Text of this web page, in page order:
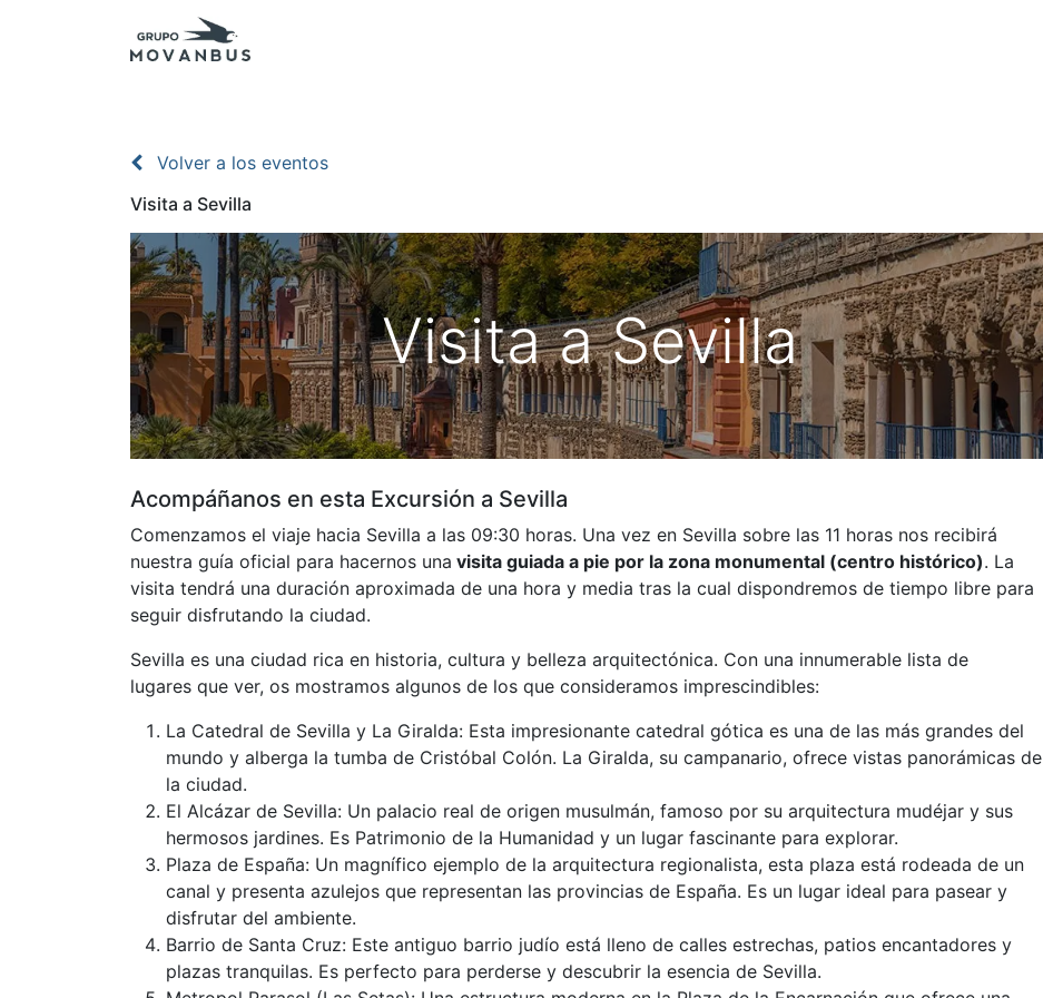
Volver a los eventos
Visita a Sevilla
Visita a Sevilla
Acompáñanos en esta Excursión a Sevilla
Comenzamos el viaje hacia Sevilla a las 09:30 horas. Una vez en Sevilla sobre las 11 horas nos recibirá
nuestra guía oficial para hacernos una visita guiada a pie por la zona monumental (centro histórico). La
visita tendrá una duración aproximada de una hora y media tras la cual dispondremos de tiempo libre para
seguir disfrutando la ciudad.
Sevilla es una ciudad rica en historia, cultura y belleza arquitectónica. Con una innumerable lista de
lugares que ver, os mostramos algunos de los que consideramos imprescindibles:
La Catedral de Sevilla y La Giralda: Esta impresionante catedral gótica es una de las más grandes del
mundo y alberga la tumba de Cristóbal Colón. La Giralda, su campanario, ofrece vistas panorámicas de
la ciudad.
El Alcázar de Sevilla: Un palacio real de origen musulmán, famoso por su arquitectura mudéjar y sus
hermosos jardines. Es Patrimonio de la Humanidad y un lugar fascinante para explorar.
Plaza de España: Un magnífico ejemplo de la arquitectura regionalista, esta plaza está rodeada de un
canal y presenta azulejos que representan las provincias de España. Es un lugar ideal para pasear y
disfrutar del ambiente.
Barrio de Santa Cruz: Este antiguo barrio judío está lleno de calles estrechas, patios encantadores y
plazas tranquilas. Es perfecto para perderse y descubrir la esencia de Sevilla.